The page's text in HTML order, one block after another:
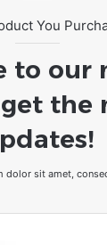
You
to our
the
dolor sit amet,